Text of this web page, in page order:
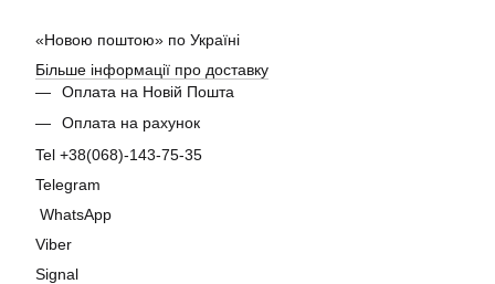
«Новою поштою» по Україні
Більше інформації про доставку
Оплата на Новій Пошта
Оплата на рахунок
Tel +38(068)-143-75-35
Telegram
WhatsApp
Viber
Signal